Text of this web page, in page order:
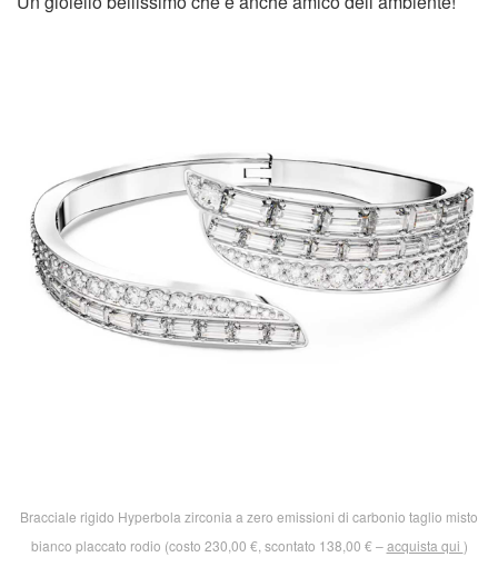
Bracciale rigido Hyperbola zirconia a zero emissioni di carbonio taglio misto
bianco placcato rodio (costo 230,00 €, scontato 138,00 € –acquista qui )